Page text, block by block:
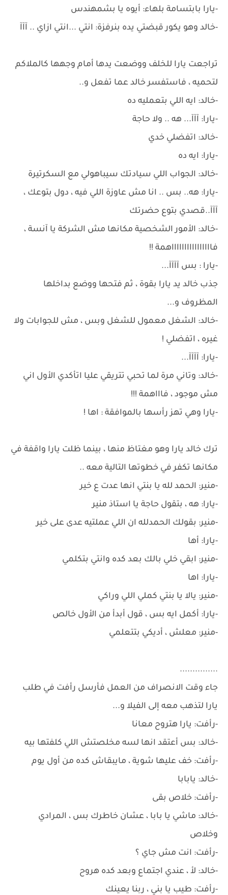
-يارا بابتسامة بلهاء: أيوه يا بشمهندس
-خالد وهو يكور قبضتي يده بنرفزة: انتي ...انتي ازاي .. آآآ
تراجعت يارا للخلف ووضعت يدها أمام وجهها كالملاكم
لتحميه ، فاستفسر خالد عما تفعل و..
-خالد: ايه اللي بتعمليه ده
-يارا: آآآ... هه .. ولا حاجة
-خالد: اتفضلي خدي
-يارا: ايه ده
-خالد: الجواب اللي سيادتك سيباهولي مع السكرتيرة
-يارا: هه.. بس .. انا مش عاوزة اللي فيه ، دول بتوعك ،
آآآ..قصدي بتوع حضرتك
-خالد: الأمور الشخصية مكانها مش الشركة يا آنسة ،
فااااااااااااااااهمة !!
-يارا : بس آآآآ...
جذب خالد يد يارا بقوة ، ثم فتحها ووضع بداخلها
المظروف و...
-خالد: الشغل معمول للشغل وبس ، مش للجوابات ولا
غيره ، اتفضلي !
-يارا: آآآآ...
-خالد: وتاني مرة لما تحبي تتريقي عليا اتأكدي الأول اني
مش موجود ، فاااهمة !!!
-يارا وهي تهز رأسها بالموافقة : اها !
ترك خالد يارا وهو مغتاظ منها ، بينما ظلت يارا واقفة في
مكانها تكفر في خطوتها التالية معه ..
-منير: الحمد لله يا بنتي انها عدت ع خير
-يارا: هه ، بتقول حاجة يا استاذ منير
-منير: بقولك الحمدلله ان اللي عملتيه عدى على خير
-يارا: أها
-منير: ابقي خلي بالك بعد كده وانتي بتكلمي
-يارا: اها
-منير: يالا يا بنتي كملي اللي وراكي
-يارا: أكمل ايه بس ، قول أبدأ من الأول خالص
-منير: معلش ، أديكي بتتعلمي
...............
جاء وقت الانصراف من العمل فأرسل رأفت في طلب
يارا لتذهب معه إلى الفيلا و...
-رأفت: يارا هتروح معانا
-خالد: بس أعتقد انها لسه مخلصتش اللي كلفتها بيه
-رأفت: خف عليها شوية ، مايبقاش كده من أول يوم
-خالد: يابابا
-رأفت: خلاص بقى
-خالد: ماشي يا بابا ، عشان خاطرك بس ، المرادي
وخلاص
-رأفت: انت مش جاي ؟
-خالد: لأ ، عندي اجتماع وبعد كده هروح
-رأفت: طيب يا بني ، ربنا يعينك